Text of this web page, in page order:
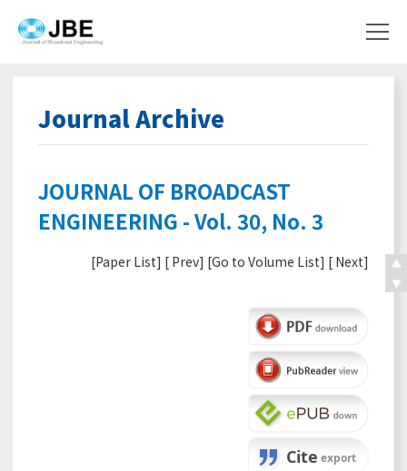
Journal Archive
JOURNAL OF BROADCAST
ENGINEERING - Vol. 30, No. 3
[Paper List] [ Prev] [Go to Volume List] [ Next]